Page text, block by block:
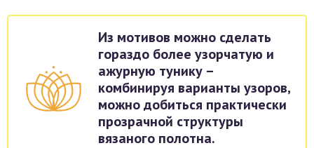
Из мотивов можно сделать
гораздо более узорчатую и
ажурную тунику –
комбинируя варианты узоров,
можно добиться практически
прозрачной структуры
вязаного полотна.